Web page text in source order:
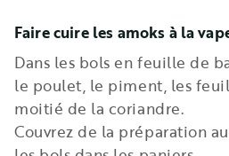
Faire cuire les amoks à la
Dans les bols en feuille de
le poulet, le piment, les
moitié de la coriandre.
Couvrez de la préparation